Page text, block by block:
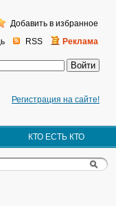
Регистрация на сайте!
RSS Реклама
Добавить в избранное
КТО ЕСТЬ КТО